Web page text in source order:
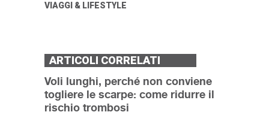
VIAGGI & LIFESTYLE
ARTICOLI CORRELATI
Voli lunghi, perché non conviene
togliere le scarpe: come ridurre il
rischio trombosi